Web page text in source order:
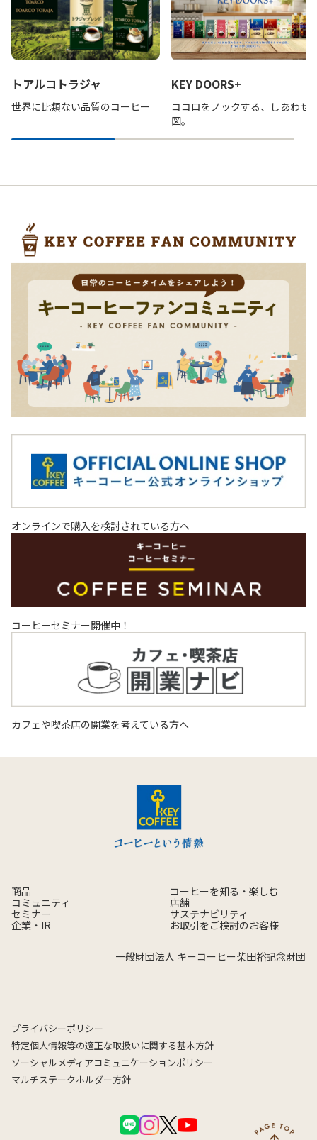
トアルコトラジャ
世界に比類ない品質のコーヒー
KEY DOORS+
ココロをノックする、しあわせ
図。
オンラインで購入を検討されている方へ
コーヒーセミナー開催中！
カフェや喫茶店の開業を考えている方へ
商品
コーヒーを知る・楽しむ
コミュニティ
店舗
セミナー
サステナビリティ
企業・IR
お取引をご検討のお客様
一般財団法人 キーコーヒー柴田裕記念財団
プライバシーポリシー
特定個人情報等の適正な取扱いに関する基本方針
ソーシャルメディアコミュニケーションポリシー
マルチステークホルダー方針